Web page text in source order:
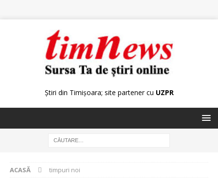
Știri din Timișoara; site partener cu UZPR
ACASĂ timpuri noi